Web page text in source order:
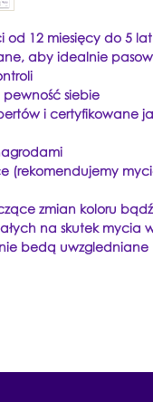
12 miesięcy do 5 lat
aby idealnie
pewność siebie
i certyfikowane
(rekomendujemy
zmian koloru
na skutek mycia
bedą uwzgledniane​​​​​​​